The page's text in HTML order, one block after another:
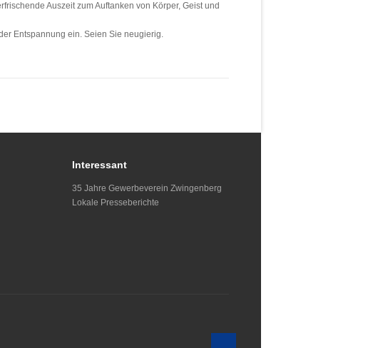
Auszeit zum Auftanken von Körper, Geist und
Entspannung ein. Seien Sie neugierig.
Interessant
35 Jahre Gewerbeverein Zwingenberg
Lokale Presseberichte